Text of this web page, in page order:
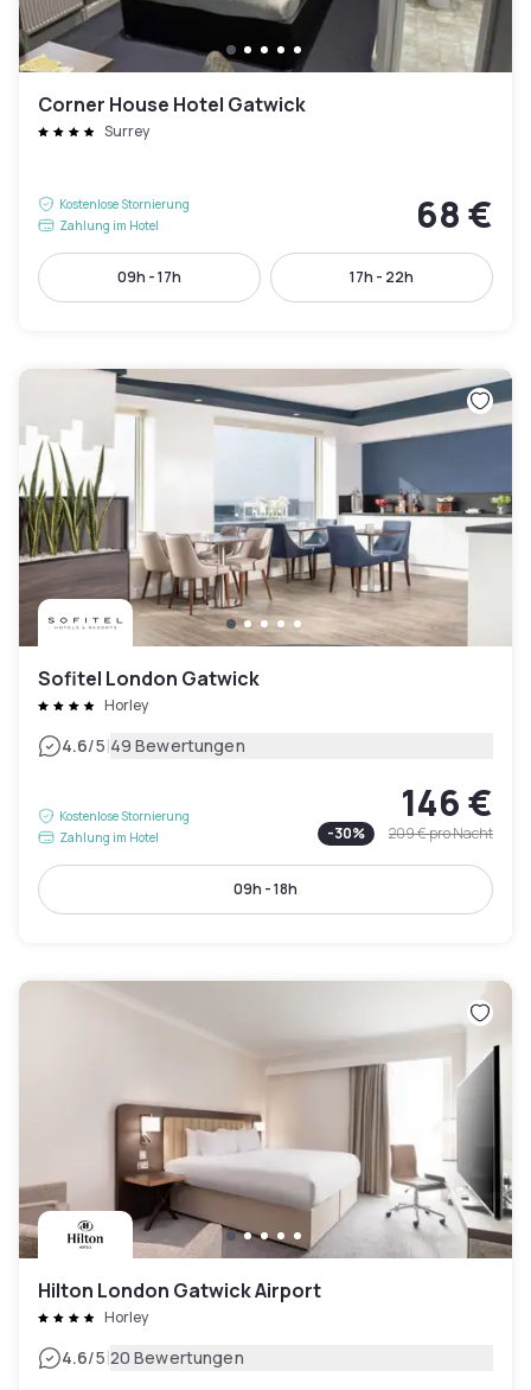
Corner House Hotel Gatwick
Surrey
Kostenlose Stornierung
Zahlung im Hotel
68 €
09h - 17h 17h - 22h
Sofitel London Gatwick
Horley
4.6/5|49 Bewertungen
Kostenlose Stornierung
Zahlung im Hotel
146 €
-30% 209 €pro Nacht
09h - 18h
Hilton London Gatwick Airport
Horley
4.6/5|20 Bewertungen